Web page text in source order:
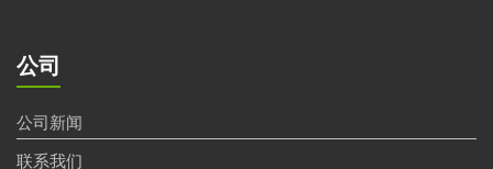
公司
公司新闻
联系我们